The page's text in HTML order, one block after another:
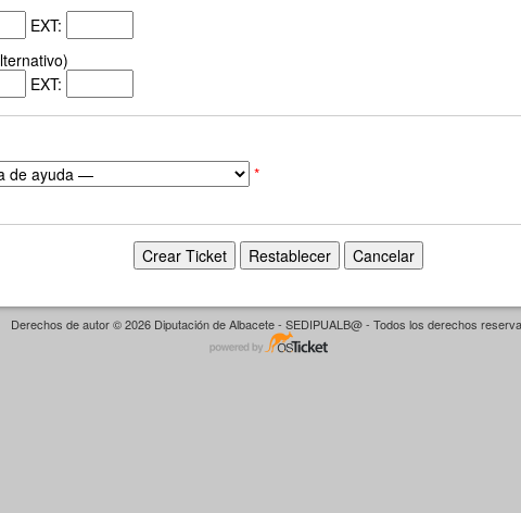
EXT:
EXT:
*
Derechos de autor © 2026 Diputación de Albacete - SEDIPUALB@ - Todos los derechos